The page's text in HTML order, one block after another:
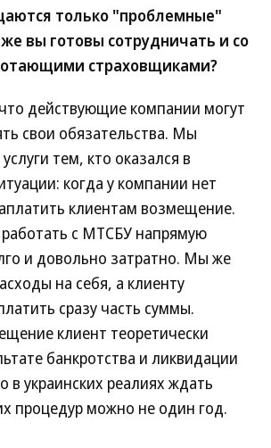
только "проблемные"
вы готовы сотрудничать и со
страховщиками?
действующие компании могут
свои обязательства. Мы
тем, кто оказался в
когда у компании нет
клиентам возмещение.
с МТСБУ напрямую
и довольно затратно. Мы же
на себя, а клиенту
сразу часть суммы.
клиент теоретически
банкротства и ликвидации
в украинских реалиях ждать
процедур можно не один год.